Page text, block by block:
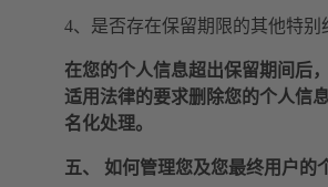
4、是否存在保留期限的其他特别
在您的个人信息超出保留期间后
适用法律的要求删除您的个人信
名化处理。
五、 如何管理您及您最终用户的